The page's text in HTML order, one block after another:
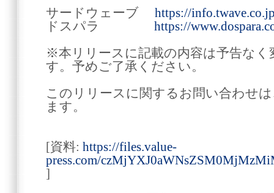
サードウェーブ https://
ドスパラ https://
※本リリースに記載の内容は予告なく
す。予めご了承ください。
このリリースに関するお問い合わせ
ます。
[資料: https://files.value-
press.com/
]